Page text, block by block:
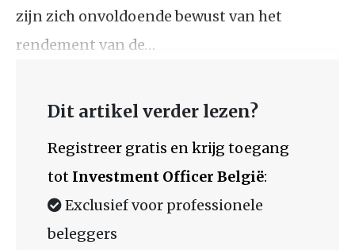
zijn zich onvoldoende bewust van het
rendement van de…
Dit artikel verder lezen?
Registreer gratis en krijg toegang
tot Investment Officer België:
Exclusief voor professionele
beleggers